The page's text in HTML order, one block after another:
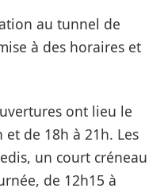
au tunnel de
à des horaires et
ont lieu le
de 18h à 21h. Les
un court créneau
de 12h15 à